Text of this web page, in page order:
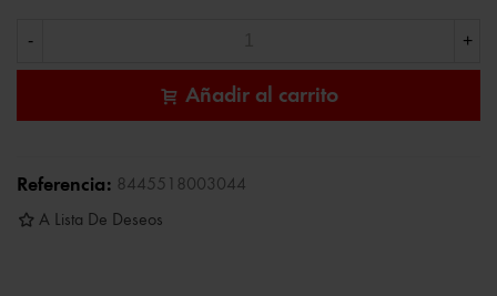
- +
Añadir al carrito
Referencia: 8445518003044
A Lista De Deseos